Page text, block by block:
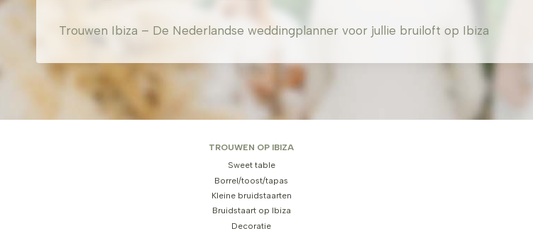
Trouwen Ibiza – De Nederlandse weddingplanner voor jullie bruiloft op Ibiza
TROUWEN OP IBIZA
Sweet table
Borrel/toost/tapas
Kleine bruidstaarten
Bruidstaart op Ibiza
Decoratie